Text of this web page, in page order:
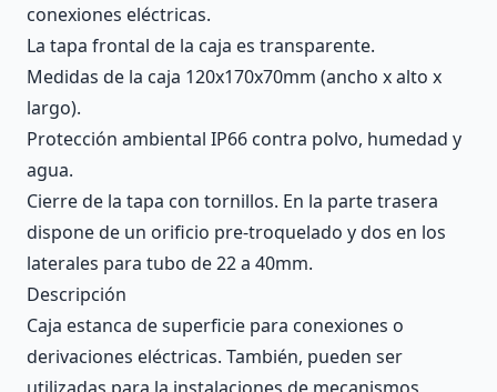
conexiones eléctricas.
La tapa frontal de la caja es transparente.
Medidas de la caja 120x170x70mm (ancho x alto x
largo).
Protección ambiental IP66 contra polvo, humedad y
agua.
Cierre de la tapa con tornillos. En la parte trasera
dispone de un orificio pre-troquelado y dos en los
laterales para tubo de 22 a 40mm.
Descripción
Caja estanca de superficie para conexiones o
derivaciones eléctricas. También, pueden ser
utilizadas para la instalaciones de mecanismos